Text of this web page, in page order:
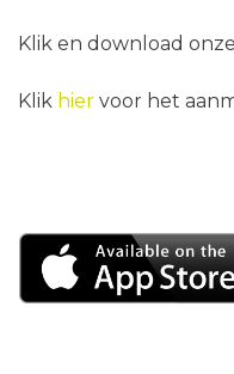
Klik en download
Klik hier voor het